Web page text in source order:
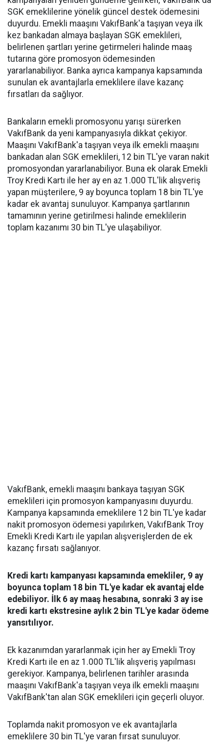
SGK emeklilerine yönelik güncel destek ödemesini
duyurdu. Emekli maaşını VakıfBank'a taşıyan veya ilk
kez bankadan almaya başlayan SGK emeklileri,
belirlenen şartları yerine getirmeleri halinde maaş
tutarına göre promosyon ödemesinden
yararlanabiliyor. Banka ayrıca kampanya kapsamında
sunulan ek avantajlarla emeklilere ilave kazanç
fırsatları da sağlıyor.
Bankaların emekli promosyonu yarışı sürerken
VakıfBank da yeni kampanyasıyla dikkat çekiyor.
Maaşını VakıfBank'a taşıyan veya ilk emekli maaşını
bankadan alan SGK emeklileri, 12 bin TL'ye varan nakit
promosyondan yararlanabiliyor. Buna ek olarak Emekli
Troy Kredi Kartı ile her ay en az 1.000 TL'lik alışveriş
yapan müşterilere, 9 ay boyunca toplam 18 bin TL'ye
kadar ek avantaj sunuluyor. Kampanya şartlarının
tamamının yerine getirilmesi halinde emeklilerin
toplam kazanımı 30 bin TL'ye ulaşabiliyor.
VakıfBank, emekli maaşını bankaya taşıyan SGK
emeklileri için promosyon kampanyasını duyurdu.
Kampanya kapsamında emeklilere 12 bin TL'ye kadar
nakit promosyon ödemesi yapılırken, VakıfBank Troy
Emekli Kredi Kartı ile yapılan alışverişlerden de ek
kazanç fırsatı sağlanıyor.
Kredi kartı kampanyası kapsamında emekliler, 9 ay
boyunca toplam 18 bin TL'ye kadar ek avantaj elde
edebiliyor. İlk 6 ay maaş hesabına, sonraki 3 ay ise
kredi kartı ekstresine aylık 2 bin TL'ye kadar ödeme
yansıtılıyor.
Ek kazanımdan yararlanmak için her ay Emekli Troy
Kredi Kartı ile en az 1.000 TL'lik alışveriş yapılması
gerekiyor. Kampanya, belirlenen tarihler arasında
maaşını VakıfBank'a taşıyan veya ilk emekli maaşını
VakıfBank'tan alan SGK emeklileri için geçerli oluyor.
Toplamda nakit promosyon ve ek avantajlarla
emeklilere 30 bin TL'ye varan fırsat sunuluyor.